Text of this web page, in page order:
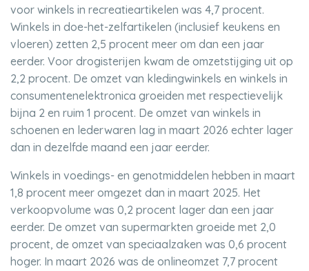
voor winkels in recreatieartikelen was 4,7 procent.
Winkels in doe-het-zelfartikelen (inclusief keukens en
vloeren) zetten 2,5 procent meer om dan een jaar
eerder. Voor drogisterijen kwam de omzetstijging uit op
2,2 procent. De omzet van kledingwinkels en winkels in
consumentenelektronica groeiden met respectievelijk
bijna 2 en ruim 1 procent. De omzet van winkels in
schoenen en lederwaren lag in maart 2026 echter lager
dan in dezelfde maand een jaar eerder.
Winkels in voedings- en genotmiddelen hebben in maart
1,8 procent meer omgezet dan in maart 2025. Het
verkoopvolume was 0,2 procent lager dan een jaar
eerder. De omzet van supermarkten groeide met 2,0
procent, de omzet van speciaalzaken was 0,6 procent
hoger. In maart 2026 was de onlineomzet 7,7 procent